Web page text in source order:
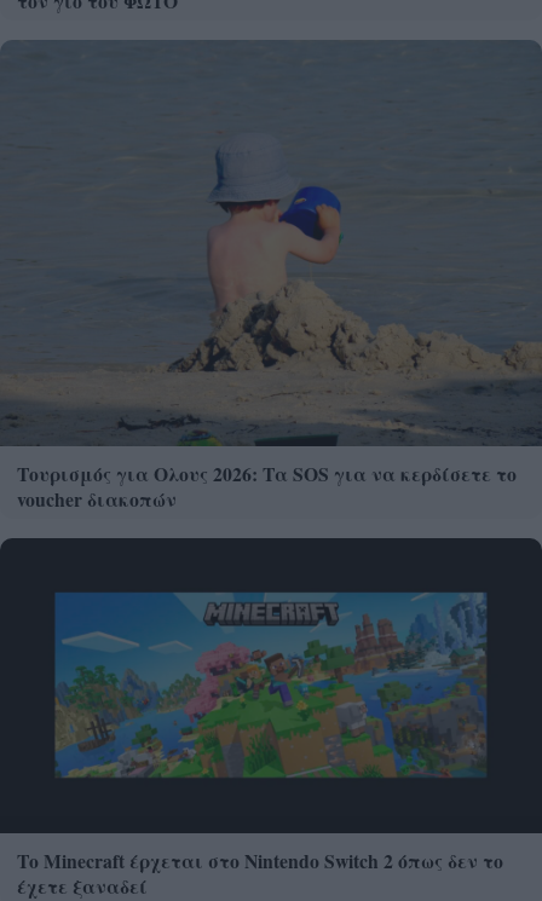
Τουρισμός για Ολους 2026: Τα SOS για να κερδίσετε το
voucher διακοπών
Το Minecraft έρχεται στο Nintendo Switch 2 όπως δεν το
έχετε ξαναδεί